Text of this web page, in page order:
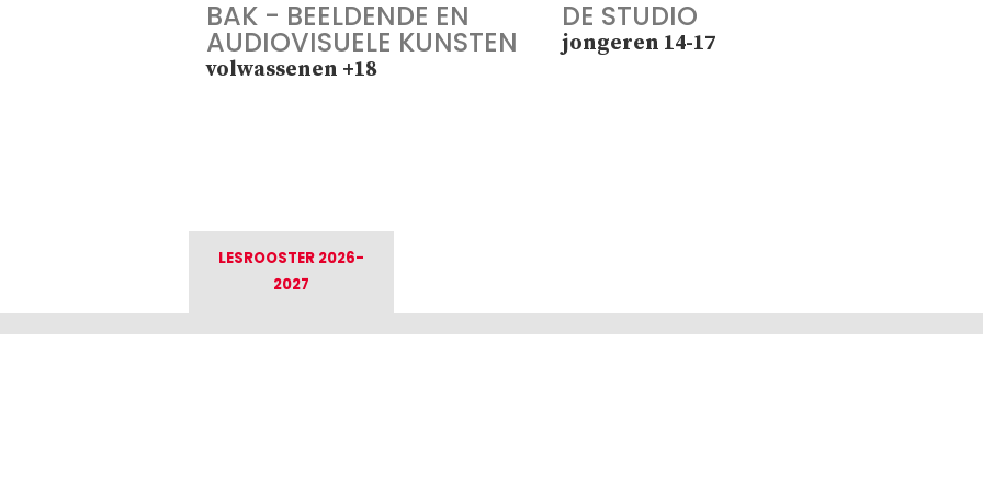
BAK - BEELDENDE EN
AUDIOVISUELE KUNSTEN
volwassenen +18
DE STUDIO
jongeren 14-17
LESROOSTER 2026-
2027